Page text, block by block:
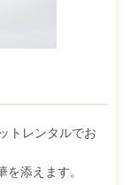
トレンタルでお
添えます。